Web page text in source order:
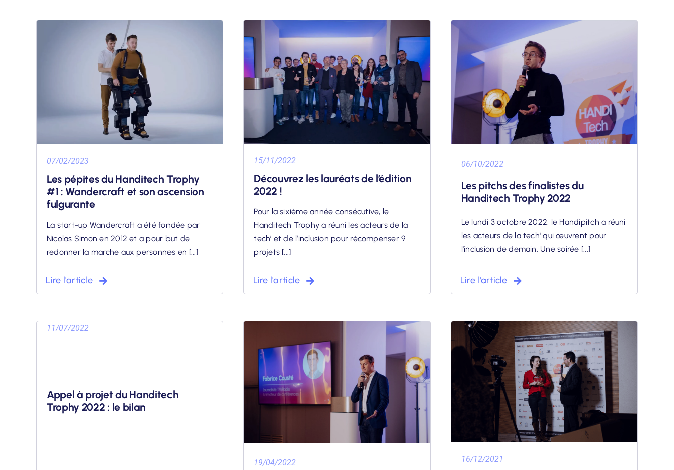
07/02/2023
Les pépites du Handitech Trophy
#1 : Wandercraft et son ascension
fulgurante
La start-up Wandercraft a été fondée par
Nicolas Simon en 2012 et a pour but de
redonner la marche aux personnes en [...]
Lire l'article
15/11/2022
Découvrez les lauréats de l’édition
2022 !
Pour la sixième année consécutive, le
Handitech Trophy a réuni les acteurs de la
tech’ et de l’inclusion pour récompenser 9
projets [...]
Lire l'article
06/10/2022
Les pitchs des finalistes du
Handitech Trophy 2022
Le lundi 3 octobre 2022, le Handipitch a réuni
les acteurs de la tech' qui œuvrent pour
l'inclusion de demain. Une soirée [...]
Lire l'article
11/07/2022
Appel à projet du Handitech
Trophy 2022 : le bilan
19/04/2022 16/12/2021